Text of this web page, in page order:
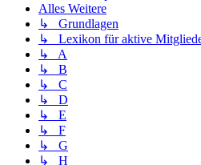
Alles Weitere
↳ Grundlagen
↳ Lexikon für aktive
↳ A
↳ B
↳ C
↳ D
↳ E
↳ F
↳ G
↳ H